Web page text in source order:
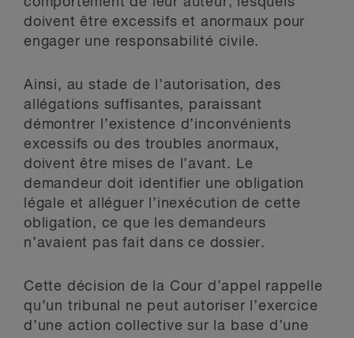
doivent être excessifs et anormaux pour
engager une responsabilité civile.
Ainsi, au stade de l’autorisation, des
allégations suffisantes, paraissant
démontrer l’existence d’inconvénients
excessifs ou des troubles anormaux,
doivent être mises de l’avant. Le
demandeur doit identifier une obligation
légale et alléguer l’inexécution de cette
obligation, ce que les demandeurs
n’avaient pas fait dans ce dossier.
Cette décision de la Cour d’appel rappelle
qu’un tribunal ne peut autoriser l’exercice
d’une action collective sur la base d’une